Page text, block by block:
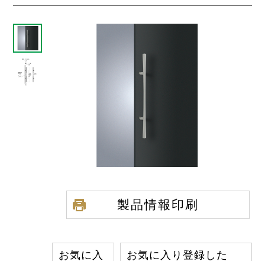
製品情報印刷
お気に入
お気に入り登録した